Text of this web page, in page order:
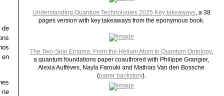
de
en
ne
Understanding Quantum Technologies 2025 Key takeaways, a 38
pages version with key takeaways from the eponymous book.
The Two-Spin Enigma: From the Helium Atom to Quantum Ontology,
a quantum foundations paper coauthored with Philippe Grangier,
Alexia Auffèves, Nayla Farouki and Mathias Van den Bossche
(paper backstory).